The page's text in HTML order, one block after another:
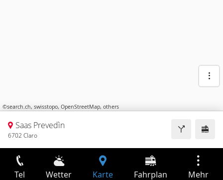
©search.ch, swisstopo, OpenStreetMap, others
Saas Prevedìn
6702 Claro
Tel Wetter Karte Fahrplan Mehr